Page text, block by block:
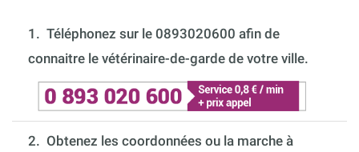
1. Téléphonez sur le 0893020600 afin de
connaitre le vétérinaire-de-garde de votre ville.
2. Obtenez les coordonnées ou la marche à